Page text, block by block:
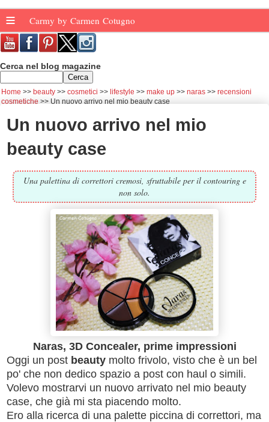
≡ Carmy by Carmen Cotugno
Cerca nel blog magazine
Home beauty cosmetici lifestyle make up naras
recensioni
cosmetiche
Un nuovo arrivo nel mio beauty case
Un nuovo arrivo nel mio
beauty case
Una palettina di correttori cremosi, sfruttabile per il contouring e
non solo.
Naras, 3D Concealer, prime impressioni
Oggi un post beauty molto frivolo, visto che è un bel
po' che non dedico spazio a post con haul o simili.
Volevo mostrarvi un nuovo arrivato nel mio beauty
case, che già mi sta piacendo molto.
Ero alla ricerca di una palette piccina di correttori, ma